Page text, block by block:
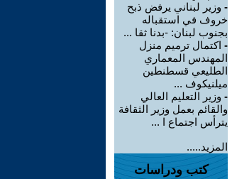
- وزير لبناني يرفض ذبح
خروف في استقباله
بجنوب لبنان: -بدنا ثقا ...
- اكتمال ترميم منزل
المهندس المعماري
الطليعي قسطنطين
ميلنيكوف ...
- وزير التعليم العالي
والقائم بعمل وزير الثقافة
يترأس اجتماع ا ...
المزيد.....
كتب ودراسات